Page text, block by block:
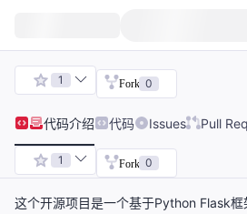
1 Fork 0
代码介绍 代码 Issues Pull
1 Fork 0
这个开源项目是一个基于Python Flask